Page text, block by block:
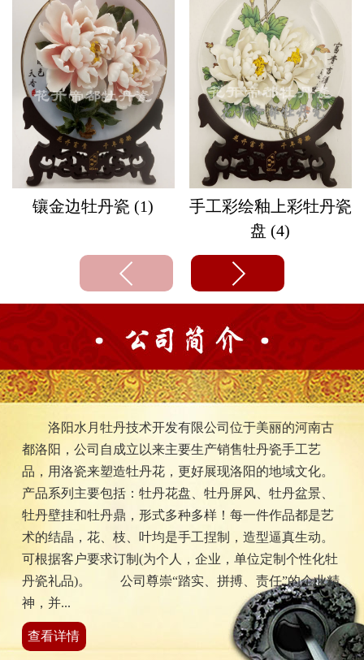
镶金边牡丹瓷 (1)
手工彩绘釉上彩牡丹瓷
盘 (4)
洛阳水月牡丹技术开发有限公司位于美丽的河南古
都洛阳，公司自成立以来主要生产销售牡丹瓷手工艺
品，用洛瓷来塑造牡丹花，更好展现洛阳的地域文化。
产品系列主要包括：牡丹花盘、牡丹屏风、牡丹盆景、
牡丹壁挂和牡丹鼎，形式多种多样！每一件作品都是艺
术的结晶，花、枝、叶均是手工捏制，造型逼真生动。
可根据客户要求订制(为个人，企业，单位定制个性化牡
丹瓷礼品)。 公司尊崇“踏实、拼搏、责任”的企业精
神，并...
查看详情